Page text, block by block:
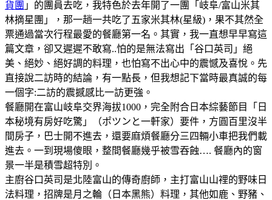
貨團 」的團員去吃，我特色於去年開了一團「岐阜/富山米其
林摘星團」，那一趟一共吃了五家米其林(星級)，果不其然全
票通過當次行程最愛的餐廳第一名。其實，我一直想早早寫這
篇文章，卻又遲遲不敢寫..怕的是無法寫出「谷口英司」絕
美、絕妙、絕好調的料理，也怕寫不出心中的震憾及喜悅。先
直接說二訪時的結論，有一點長，但我想記下當時最真誠的每
一個字:二訪的震撼感比一訪更強。
餐廳開在富山岐阜交界海拔1000，完全附合日本綜藝節目「日
本秘境有房好吃驚」（ポツンと一軒家）要件，方圓百里沒半
間房子，巴士開不進去，還要麻煩餐廳分三四輛小車把我們載
進去。一到現場傻眼，整間餐廳幾乎被雪吞蝕…. 餐廳內的窗
景一半是積雪超特別。
主廚谷口英司是北陸富山的傳奇廚師，主打富山山𥚃的野味日
法料理，招牌是月之輪（日本黑熊）料理，其他如鹿、野豬、